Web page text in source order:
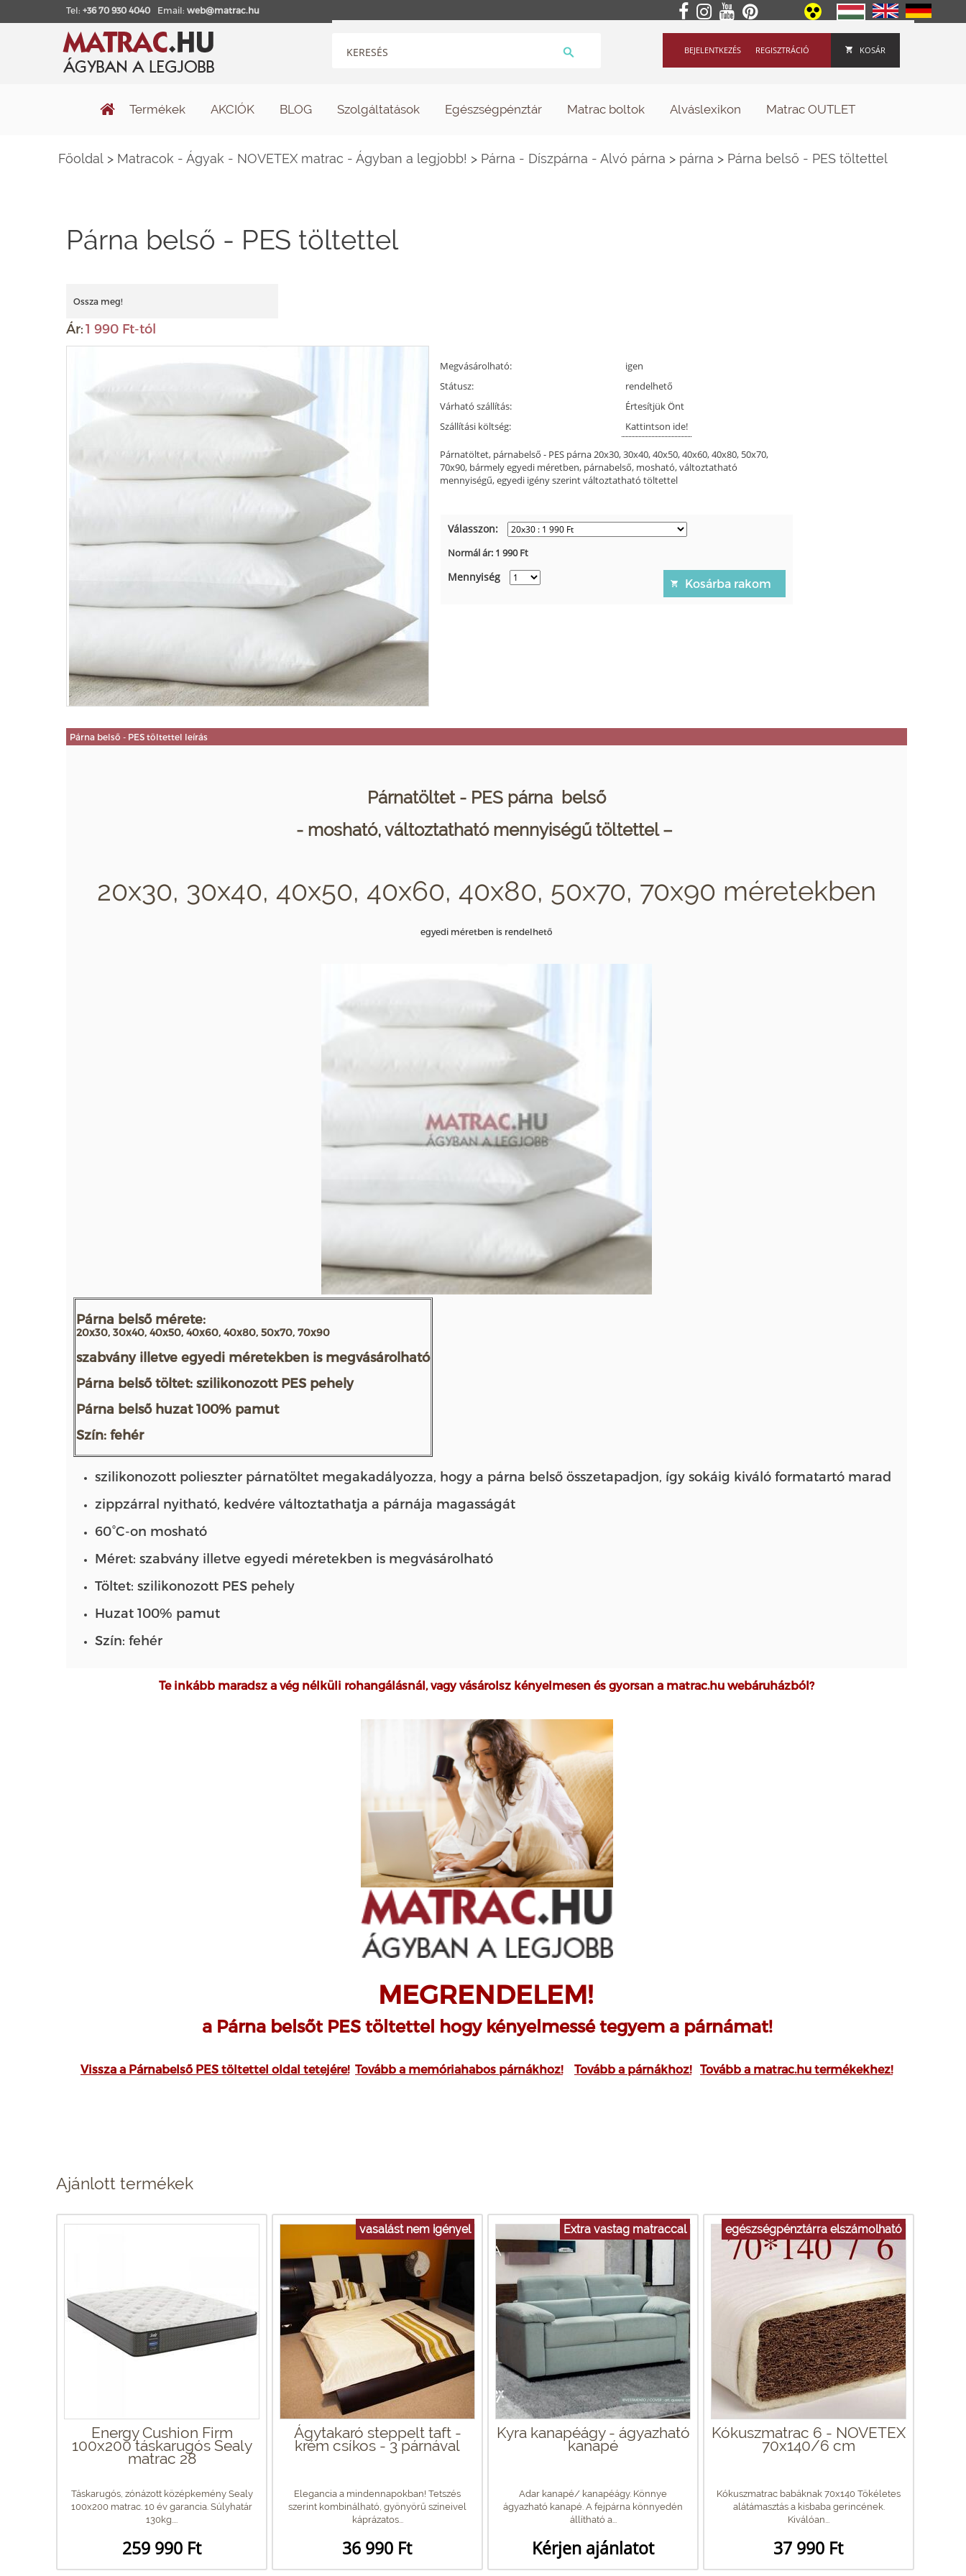
Tel: +36 70 930 4040 Email: web@matrac.hu
KOSÁR
REGISZTRÁCIÓ
BEJELENTKEZÉS
Termékek AKCIÓK BLOG Szolgáltatások Egészségpénztár Matrac boltok Alváslexikon Matrac OUTLET
Főoldal > Matracok - Ágyak - NOVETEX matrac - Ágyban a legjobb! > Párna - Díszpárna - Alvó párna > párna > Párna belső - PES töltettel
Párna belső - PES töltettel
Ossza meg!
Ár:1 990 Ft-tól
Megvásárolható:
igen
Státusz:
rendelhető
Várható szállítás:
Értesítjük Önt
Szállítási költség:
Kattintson ide!
Párnatöltet, párnabelső - PES párna 20x30, 30x40, 40x50, 40x60, 40x80, 50x70,
70x90, bármely egyedi méretben, párnabelső, mosható, változtatható
mennyiségű, egyedi igény szerint változtatható töltettel
Válasszon:
Normál ár: 1 990Ft
Mennyiség
Párna belső - PES töltettel leírás
Párnatöltet - PES párna belső
- mosható, változtatható mennyiségű töltettel –
20x30, 30x40, 40x50, 40x60, 40x80, 50x70, 70x90 méretekben
egyedi méretben is rendelhető
Párna belső mérete:
20x30, 30x40, 40x50, 40x60, 40x80, 50x70, 70x90
szabvány illetve egyedi méretekben is megvásárolható
Párna belső töltet: szilikonozott PES pehely
Párna belső huzat 100% pamut
Szín: fehér
szilikonozott polieszter párnatöltet megakadályozza, hogy a párna belső összetapadjon, így sokáig kiváló formatartó marad
​zippzárral nyitható, kedvére változtathatja a párnája magasságát
60°C-on mosható
Méret: szabvány illetve egyedi méretekben is megvásárolható
Töltet: szilikonozott PES pehely
Huzat 100% pamut
Szín: fehér
Te inkább maradsz a vég nélküli rohangálásnál, vagy vásárolsz kényelmesen és gyorsan a matrac.hu webáruházból?
MEGRENDELEM!
a Párna belsőt PES töltettel hogy kényelmessé tegyem a párnámat!
Vissza a Párnabelső PES töltettel oldal tetejére! Tovább a memóriahabos párnákhoz! Tovább a párnákhoz! Tovább a matrac.hu termékekhez!
Ajánlott termékek
Energy Cushion Firm
100x200 táskarugós Sealy
matrac 28
Táskarugós, zónázott középkemény Sealy
100x200 matrac. 10 év garancia. Súlyhatár
130kg....
259 990 Ft
vasalást nem igényel
Ágytakaró steppelt taft -
krém csíkos - 3 párnával
Elegancia a mindennapokban! Tetszés
szerint kombinálható, gyönyörű színeivel
káprázatos...
36 990 Ft
Extra vastag matraccal
Kyra kanapéágy - ágyazható
kanapé
Adar kanapé/ kanapéágy. Könnye
ágyazható kanapé. A fejpárna könnyedén
állítható a...
Kérjen ajánlatot
egészségpénztárra elszámolható
Kókuszmatrac 6 - NOVETEX
70x140/6 cm
Kókuszmatrac babáknak 70x140 Tökéletes
alátámasztás a kisbaba gerincének.
Kiválóan...
37 990 Ft